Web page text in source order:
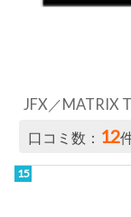
JFX／MATRIX
口コミ数： 12